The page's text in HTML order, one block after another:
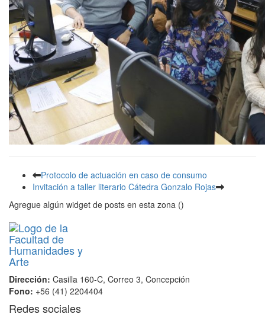
Protocolo de actuación en caso de consumo
Invitación a taller literario Cátedra Gonzalo Rojas
Agregue algún widget de posts en esta zona ()
Dirección: Casilla 160-C, Correo 3, Concepción
Fono: +56 (41) 2204404
Redes sociales